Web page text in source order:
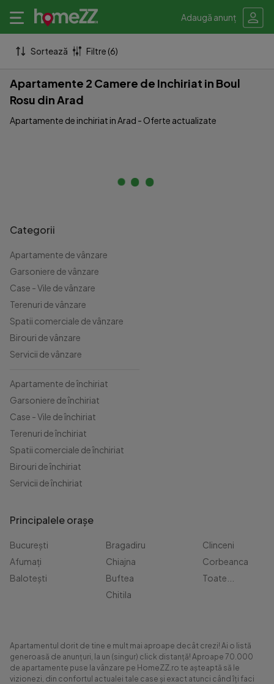
Adaugă anunț
Sortează Filtre (6)
Apartamente 2 Camere de Inchiriat in Boul
Rosu din Arad
Apartamente de inchiriat in Arad - Oferte actualizate
Categorii
Apartamente de vânzare
Garsoniere de vânzare
Case - Vile de vânzare
Terenuri de vânzare
Spatii comerciale de vânzare
Birouri de vânzare
Servicii de vânzare
Apartamente de închiriat
Garsoniere de închiriat
Case - Vile de închiriat
Terenuri de închiriat
Spatii comerciale de închiriat
Birouri de închiriat
Servicii de închiriat
Principalele orașe
București
Afumați
Balotești
Bragadiru
Chiajna
Buftea
Chitila
Clinceni
Corbeanca
Toate...
Apartamentul dorit de tine e mult mai aproape decât crezi! Ai o listă
generoasă de anunțuri, la un (singur) click distanță! Aproape 70.000
de apartamente puse la vânzare pe HomeZZ.ro te așteaptă să le
vizionezi, din confortul actualei tale case și exact atunci când îți faci